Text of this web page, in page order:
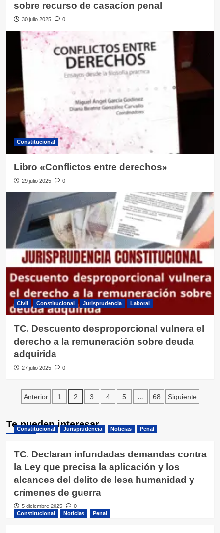
sobre recurso de casacíon penal
30 julio 2025 0
Constitucional
Libro «Conflictos entre derechos»
29 julio 2025 0
Civil Constitucional Jurisprudencia Laboral
TC. Descuento desproporcional vulnera el
derecho a la remuneración sobre deuda
adquirida
27 julio 2025 0
Paginación
entradas
Anterior 1 2 3 4 5 … 68 Siguiente
Te pueden interesar
Constitucional Jurisprudencia Noticias Penal
TC. Declaran infundadas demandas contra
la Ley que precisa la aplicación y los
alcances del delito de lesa humanidad y
crímenes de guerra
5 diciembre 2025
0
Constitucional
Noticias Penal